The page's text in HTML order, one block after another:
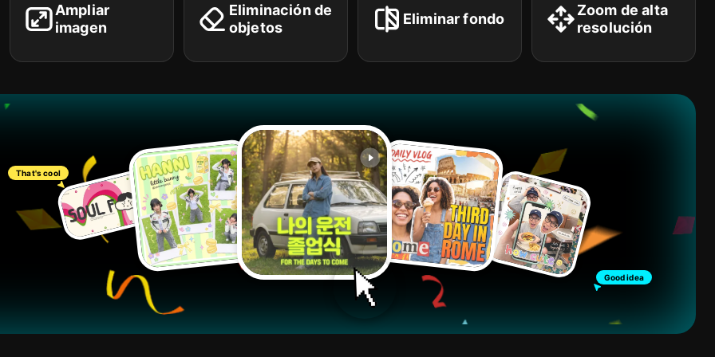
Kling 3.0
Seedance 2.0 Fast
Wan 2.7
Vidu Q2 Turbo
Hailuo 2.3 Fast
Hailuo 02
Kling 2.5 Turbo
Kling 2.6
Kling O1
Agente creativo
More creative scenarios
Ampliar
imagen
Eliminación de
objetos
Eliminar fondo
Zoom de alta
resolución
That's cool
Good idea